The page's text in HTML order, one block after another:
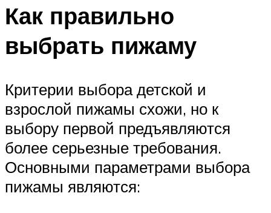
Как правильно
выбрать пижаму
Критерии выбора детской и
взрослой пижамы схожи, но к
выбору первой предъявляются
более серьезные требования.
Основными параметрами выбора
пижамы являются: